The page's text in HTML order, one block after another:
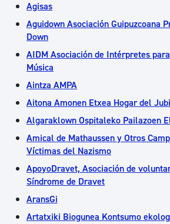
Agisas
Aguidown Asociación Guipuzcoana
Down
AIDM Asociación de Intérpretes
Música
Aintza AMPA
Aitona Amonen Etxea Hogar del
Algaraklown Ospitaleko Pailazoen
Amical de Mathaussen y Otros
Víctimas del Nazismo
ApoyoDravet, Asociación de
Síndrome de Dravet
AransGi
Artatxiki Biogunea Kontsumo